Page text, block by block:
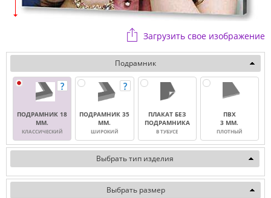
Загрузить свое изображение
Подрамник
ПОДРАМНИК 18
ММ.
КЛАССИЧЕСКИЙ
ПОДРАМНИК 35
ММ.
ШИРОКИЙ
ПЛАКАТ БЕЗ
ПОДРАМНИКА
В ТУБУСЕ
ПВХ
3 ММ.
ПЛОТНЫЙ
Выбрать тип изделия
Выбрать размер